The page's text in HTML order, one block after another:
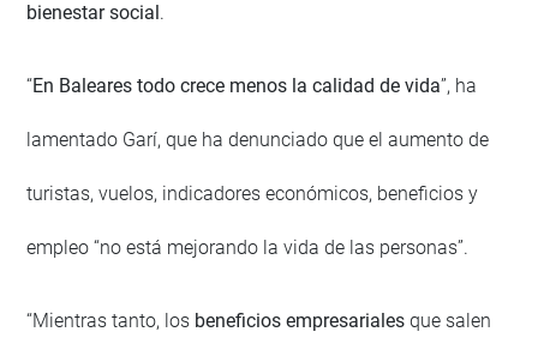
bienestar social .
“En Baleares todo crece menos la calidad de vida”, ha
lamentado Garí, que ha denunciado que el aumento de
turistas, vuelos, indicadores económicos, beneficios y
empleo “no está mejorando la vida de las personas”.
“Mientras tanto, los beneficios empresariales que salen